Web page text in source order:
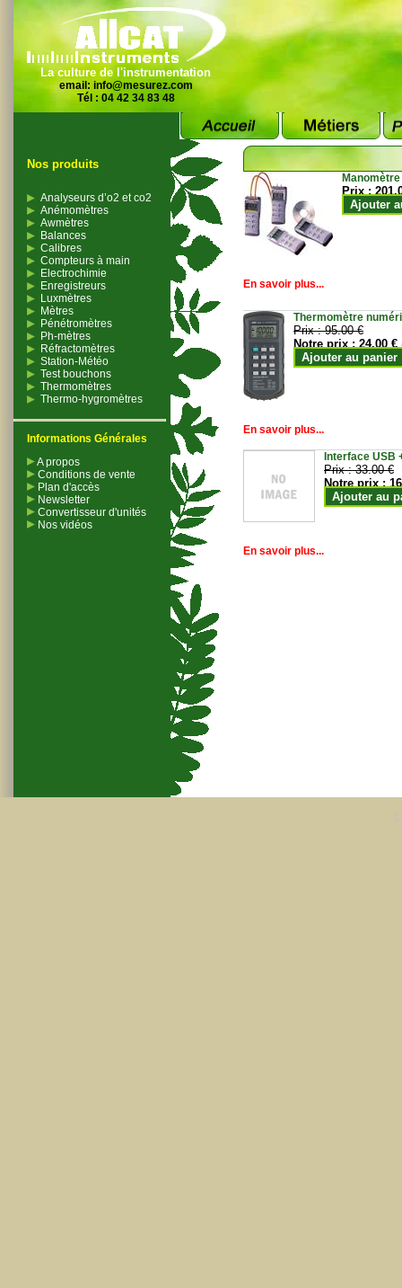
La culture de l'instrumentation
email: info@mesurez.com
Tél : 04 42 34 83 48
Nos produits
Analyseurs d’o2 et co2
Anémomètres
Awmètres
Balances
Calibres
Compteurs à main
Electrochimie
Enregistreurs
Luxmètres
Mètres
Pénétromètres
Ph-mètres
Réfractomètres
Station-Météo
Test bouchons
Thermomètres
Thermo-hygromètres
Informations Générales
A propos
Conditions de vente
Plan d'accès
Newsletter
Convertisseur d'unités
Nos vidéos
Prix :
Ajouter
En savoir plus...
Thermomètre
Prix :95.00 €
Notre prix :24.00 €
Ajouter au panier
En savoir plus...
Interface USB
Prix :33.00 €
Notre prix :
Ajouter au
En savoir plus...